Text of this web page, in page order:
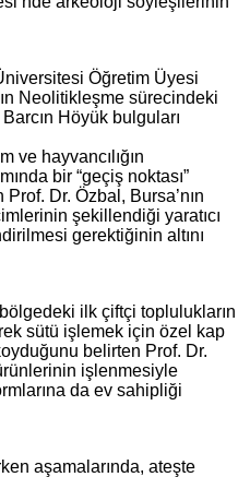
Öğretim Üyesi
Neolitikleşme sürecindeki
Höyük bulguları
ve hayvancılığın
bir “geçiş noktası”
Dr. Özbal, Bursa’nın
şekillendiği yaratıcı
gerektiğinin altını
ilk çiftçi toplulukların
sütü işlemek için özel kap
belirten Prof. Dr.
işlenmesiyle
da ev sahipliği
aşamalarında, ateşte